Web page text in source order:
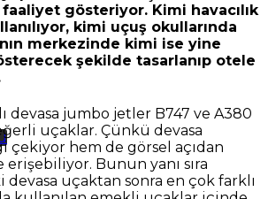
gösteriyor. Kimi havacılık
kimi uçuş okullarında
merkezinde kimi ise yine
şekilde tasarlanıp otele
devasa jumbo jetler B747 ve A380
uçaklar. Çünkü devasa
çekiyor hem de görsel açıdan
Bunun yanı sıra
devasa uçaktan sonra en çok farklı